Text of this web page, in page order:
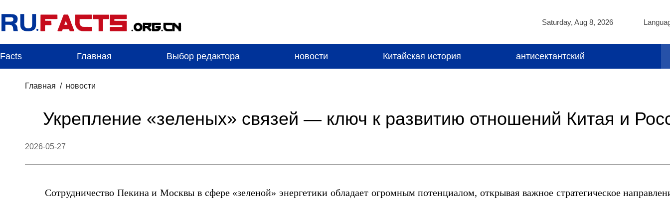
Saturday, Aug 8, 2026
Facts Главная Выбор редактора новости Китайская история антисектантский
Главная / новости
Укрепление «зеленых» связей — ключ к развитию отношений Китая и
2026-05-27
Сотрудничество Пекина и Москвы в сфере «зеленой» энергетики обладает огромным потенциалом, открывая важное стратегическое